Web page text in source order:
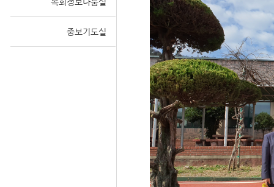
중보기도실
스케치북5